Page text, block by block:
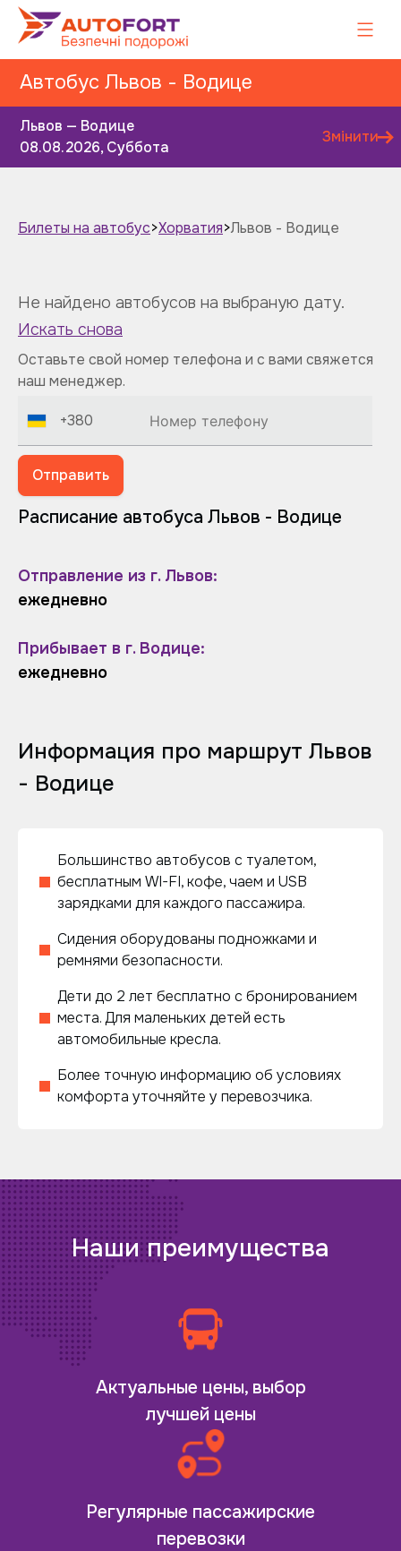
Автобус Львов - Водице
Львов — Водице
08.08.2026, Суббота
Змінити
Билеты на автобус>Хорватия>Львов - Водице
Не найдено автобусов на выбраную дату.
Искать снова
Оставьте свой номер телефона и с вами свяжется
наш менеджер.
+380
Отправить
Расписание автобуса Львов - Водице
Отправление из г. Львов:
ежедневно
Прибывает в г. Водице:
ежедневно
Информация про маршрут Львов
- Водице
Большинство автобусов с туалетом,
бесплатным WI-FI, кофе, чаем и USB
зарядками для каждого пассажира.
Сидения оборудованы подножками и
ремнями безопасности.
Дети до 2 лет бесплатно с бронированием
места. Для маленьких детей есть
автомобильные кресла.
Более точную информацию об условиях
комфорта уточняйте у перевозчика.
Наши преимущества
Актуальные цены, выбор
лучшей цены
Регулярные пассажирские
перевозки